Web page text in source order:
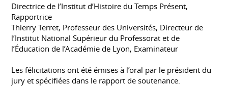
Directrice de l’Institut d’Histoire du Temps Présent,
Rapportrice
Thierry Terret, Professeur des Universités, Directeur de
l’Institut National Supérieur du Professorat et de
l’Éducation de l’Académie de Lyon, Examinateur
Les félicitations ont été émises à l’oral par le président du
jury et spécifiées dans le rapport de soutenance.